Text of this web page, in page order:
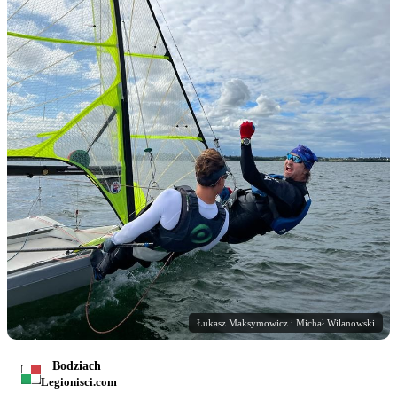
Łukasz Maksymowicz i Michał Wilanowski
Bodziach
Legionisci.com